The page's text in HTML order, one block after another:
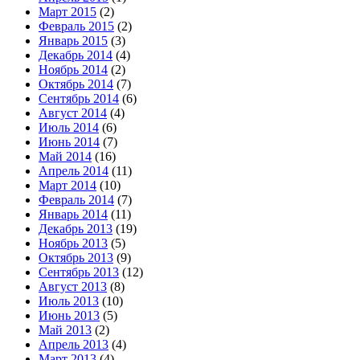
Март 2015 (2)
Февраль 2015 (2)
Январь 2015 (3)
Декабрь 2014 (4)
Ноябрь 2014 (2)
Октябрь 2014 (7)
Сентябрь 2014 (6)
Август 2014 (4)
Июль 2014 (6)
Июнь 2014 (7)
Май 2014 (16)
Апрель 2014 (11)
Март 2014 (10)
Февраль 2014 (7)
Январь 2014 (11)
Декабрь 2013 (19)
Ноябрь 2013 (5)
Октябрь 2013 (9)
Сентябрь 2013 (12)
Август 2013 (8)
Июль 2013 (10)
Июнь 2013 (5)
Май 2013 (2)
Апрель 2013 (4)